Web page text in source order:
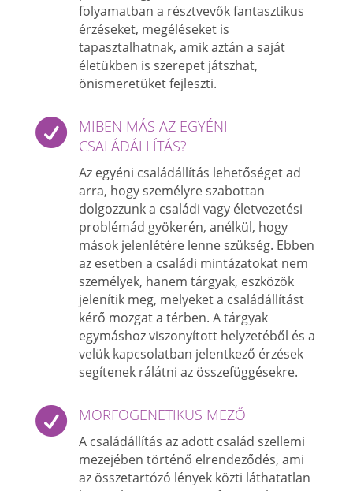
folyamatban a résztvevők fantasztikus
érzéseket, megéléseket is
tapasztalhatnak, amik aztán a saját
életükben is szerepet játszhat,
önismeretüket fejleszti.

MIBEN MÁS AZ EGYÉNI
CSALÁDÁLLÍTÁS?
Az egyéni családállítás lehetőséget ad
arra, hogy személyre szabottan
dolgozzunk a családi vagy életvezetési
problémád gyökerén, anélkül, hogy
mások jelenlétére lenne szükség. Ebben
az esetben a családi mintázatokat nem
személyek, hanem tárgyak, eszközök
jelenítik meg, melyeket a családállítást
kérő mozgat a térben. A tárgyak
egymáshoz viszonyított helyzetéből és a
velük kapcsolatban jelentkező érzések
segítenek rálátni az összefüggésekre.
 MORFOGENETIKUS MEZŐ
A családállítás az adott család szellemi
mezejében történő elrendeződés, ami
az összetartózó lények közti láthatatlan